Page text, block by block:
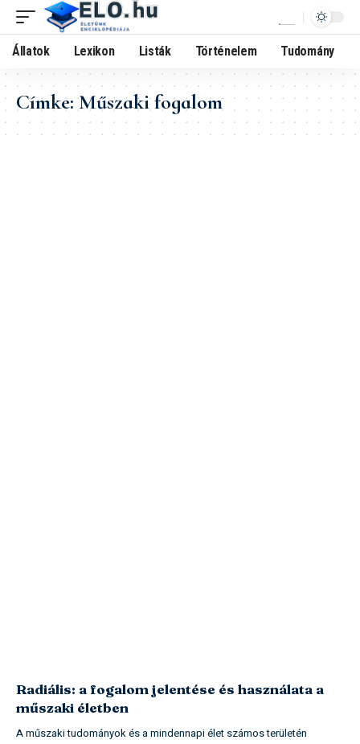
Állatok Lexikon Listák Történelem Tudomány
Címke:Műszaki fogalom
Radiális: a fogalom jelentése és használata a
műszaki életben
A műszaki tudományok és a mindennapi élet számos területén